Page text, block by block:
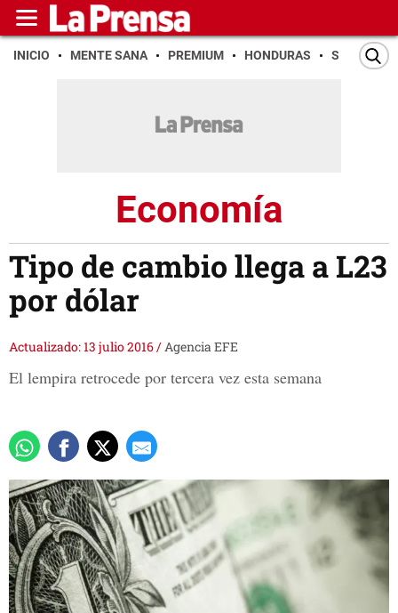
INICIO MENTE SANA PREMIUM HONDURAS SAN PEDRO
Economía
Tipo de cambio llega a L23
por dólar
Actualizado: 13 julio 2016/Agencia EFE
El lempira retrocede por tercera vez esta semana